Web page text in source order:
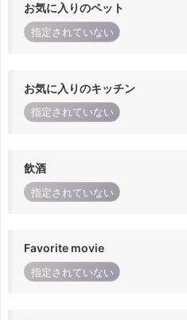
お気に入りのペット
指定されていない
お気に入りのキッチン
指定されていない
飲酒
指定されていない
Favorite movie
指定されていない